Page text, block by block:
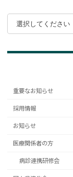
重要なお知らせ
採用情報
お知らせ
医療関係者の方
病診連携研修会